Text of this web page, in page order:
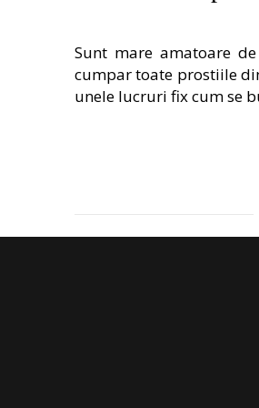
Sunt mare amatoare
cumpar toate prostiile
unele lucruri fix cum se